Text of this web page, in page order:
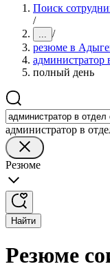
Поиск
/
... /
резюме в
администратор
полный день
администратор в
Резюме
Найти
Резюме